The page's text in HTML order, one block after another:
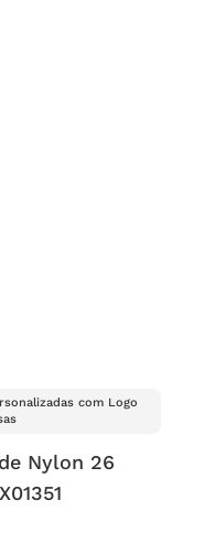
com Logo
Nylon 26